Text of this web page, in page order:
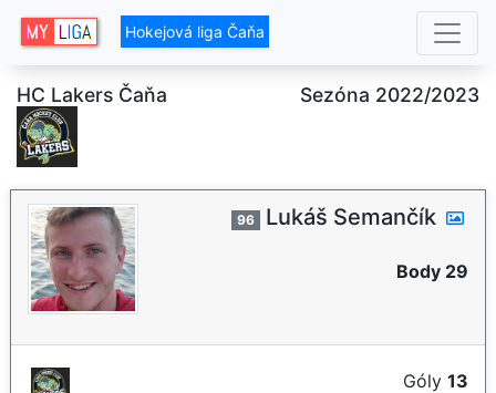
Hokejová liga Čaňa
HC Lakers Čaňa Sezóna 2022/2023
96 Lukáš Semančík
Body 29
Góly 13